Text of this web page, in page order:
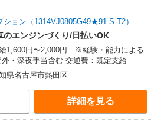
ョン（1314VJ0805G49★91-S-T2）
のエンジンづくり/日払いOK
1,600円〜2,000円 ※経験・能力による
・深夜手当含む 交通費：既定支給
県名古屋市熱田区
詳細を見る